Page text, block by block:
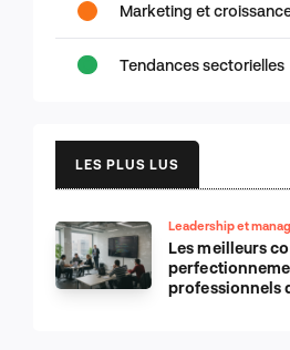
Marketing et
Tendances sectorielles
LES PLUS LUS
Leadership et
Les meilleurs
professionnels